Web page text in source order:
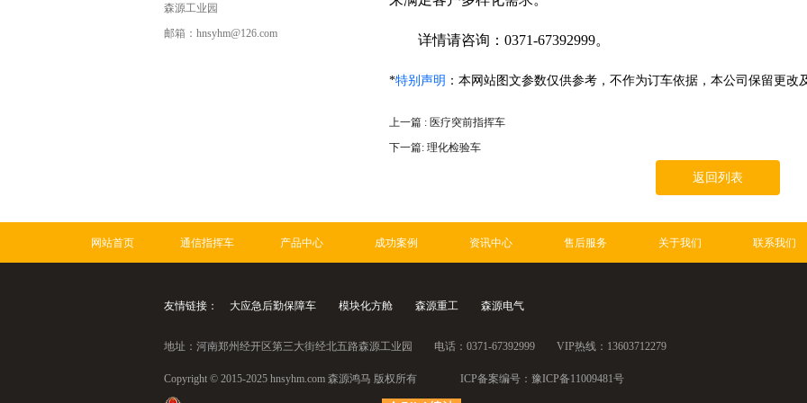
尾气检测车辆
森源工业园
邮箱：hnsyhm@126.com
详情请咨询：0371-67392999。
*特别声明 ： 本网站图文参数仅供参考，不作为订车依据，本公司保留更改
上一篇 : 医疗突前指挥车
下一篇: 理化检验车
返回列表
网站首页 通信指挥车 产品中心 成功案例 资讯中心 售后服务 关于我们 联系我们
友情链接： 大应急后勤保障车 模块化方舱 森源重工 森源电气
地址：河南郑州经开区第三大街经北五路森源工业园 电话：0371-67392999 VIP热线：13603712279
Copyright © 2015-2025 hnsyhm.com 森源鸿马 版权所有 ICP备案编号： 豫ICP备11009481号